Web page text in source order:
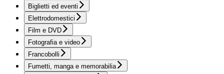
Biglietti ed eventi
Elettrodomestici
Film e DVD
Fotografia e video
Francobolli
Fumetti, manga e memorabilia